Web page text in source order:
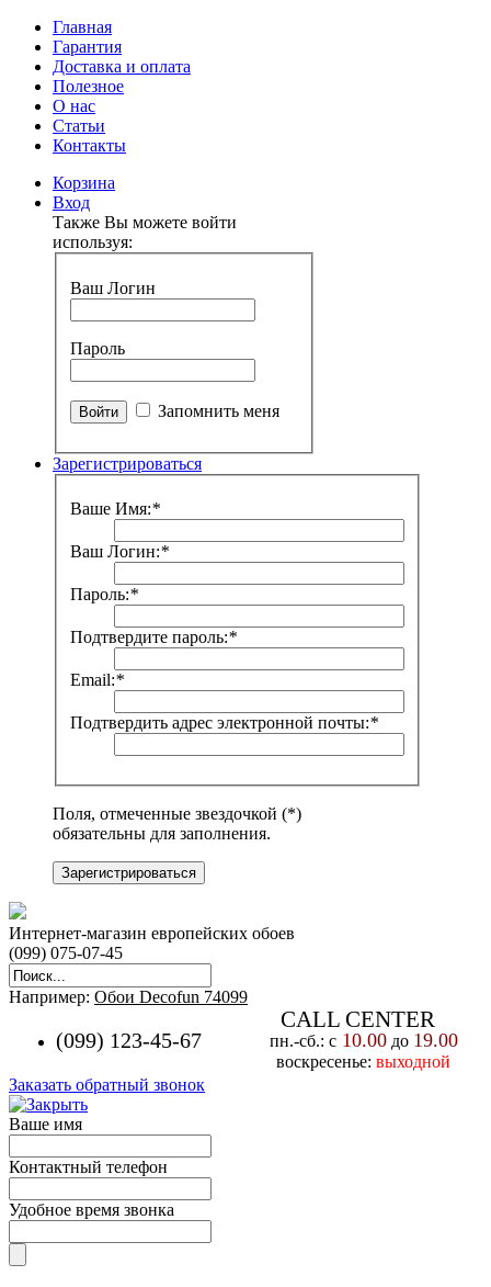
Главная
Гарантия
Доставка и оплата
Полезное
О нас
Статьи
Контакты
Корзина
Вход
Также Вы можете войти
используя:
Ваш Логин
Пароль
Запомнить меня
Зарегистрироваться
Ваше Имя:*
Ваш Логин:*
Пароль:*
Подтвердите пароль:*
Email:*
Подтвердить адрес электронной почты:*
Поля, отмеченные звездочкой (*)
обязательны для заполнения.
Зарегистрироваться
Интернет-магазин европейских обоев
(099) 075-07-45
Например: Обои Decofun 74099
(099) 123-45-67
CALL CENTER
пн.-cб.: с10.00до 19.00
воскресенье: выходной
Заказать обратный звонок
Ваше имя
Контактный телефон
Удобное время звонка